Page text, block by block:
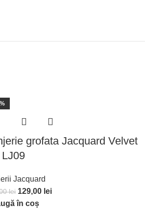
grofata Jacquard Velvet
Jacquard
lei 129,00 lei
în coș